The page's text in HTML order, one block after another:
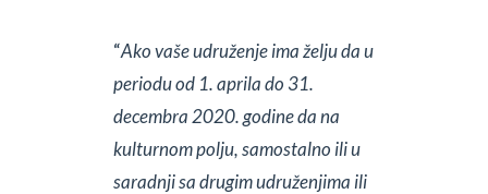
“Ako vaše udruženje ima želju da u
periodu od 1. aprila do 31.
decembra 2020. godine da na
kulturnom polju, samostalno ili u
saradnji sa drugim udruženjima ili